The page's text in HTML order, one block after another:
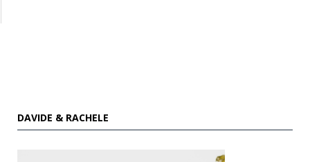
DAVIDE & RACHELE